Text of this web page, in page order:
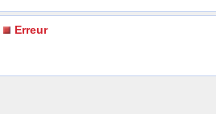
Erreur